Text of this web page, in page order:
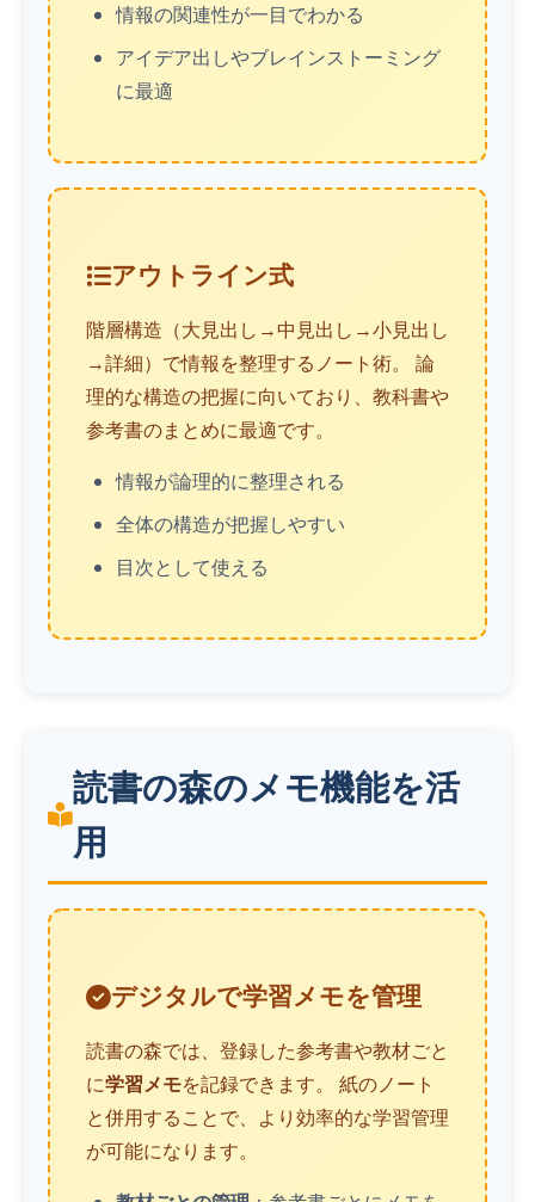
情報の関連性が一目でわかる
アイデア出しやブレインストーミング
に最適
アウトライン式
階層構造（大見出し→中見出し→小見出し
→詳細）で情報を整理するノート術。 論
理的な構造の把握に向いており、教科書や
参考書のまとめに最適です。
情報が論理的に整理される
全体の構造が把握しやすい
目次として使える
読書の森のメモ機能を活
用
デジタルで学習メモを管理
読書の森では、登録した参考書や教材ごと
に学習メモを記録できます。 紙のノート
と併用することで、より効率的な学習管理
が可能になります。